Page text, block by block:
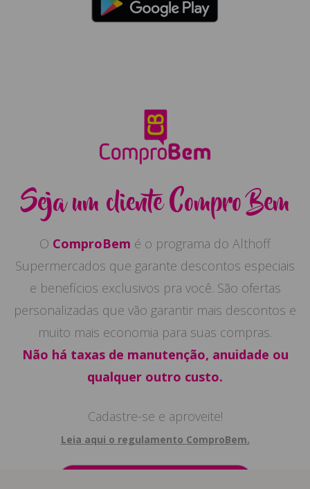
Seja um cliente Compro Bem
O ComproBem é o programa do Althoff
Supermercados que garante descontos especiais
e benefícios exclusivos pra você. São ofertas
personalizadas que vão garantir mais descontos e
muito mais economia para suas compras.
Não há taxas de manutenção, anuidade ou
qualquer outro custo.
Cadastre-se e aproveite!
Leia aqui o regulamento ComproBem.